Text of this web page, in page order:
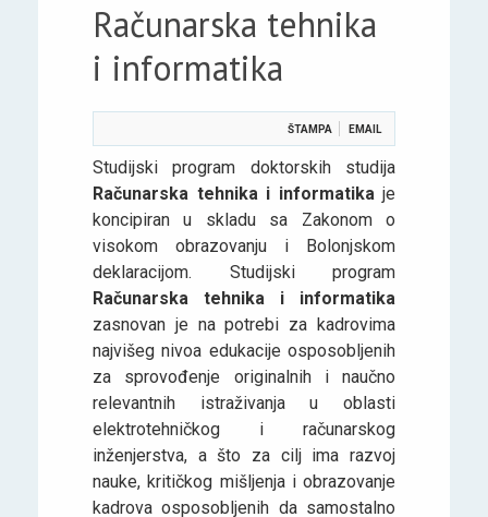
Računarska tehnika
i informatika
ŠTAMPA EMAIL
Studijski program doktorskih studija
Računarska tehnika i informatikaje
koncipiran u skladu sa Zakonom o
visokom obrazovanju i Bolonjskom
deklaracijom. Studijski program
Računarska tehnika i informatika
zasnovan je na potrebi za kadrovima
najvišeg nivoa edukacije osposobljenih
za sprovođenje originalnih i naučno
relevantnih istraživanja u oblasti
elektrotehničkog i računarskog
inženjerstva, a što za cilj ima razvoj
nauke, kritičkog mišljenja i obrazovanje
kadrova osposobljenih da samostalno